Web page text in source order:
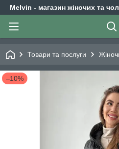
Melvin - магазин жіночих та
Товари та послуги
–10%